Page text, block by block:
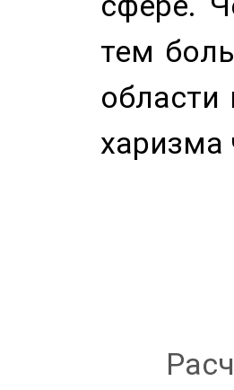
тем
области
харизма